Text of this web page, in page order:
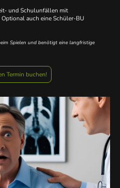
und Schulunfällen mit
auch eine Schüler-BU
Spielen und benötigt eine langfristige
Termin buchen!